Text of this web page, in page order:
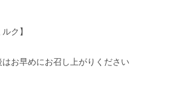
ク】
お早めにお召し上がりください